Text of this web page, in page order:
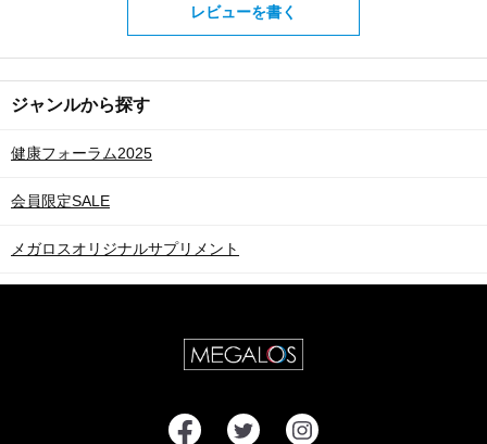
レビューを書く
ジャンルから探す
健康フォーラム2025
会員限定SALE
メガロスオリジナルサプリメント